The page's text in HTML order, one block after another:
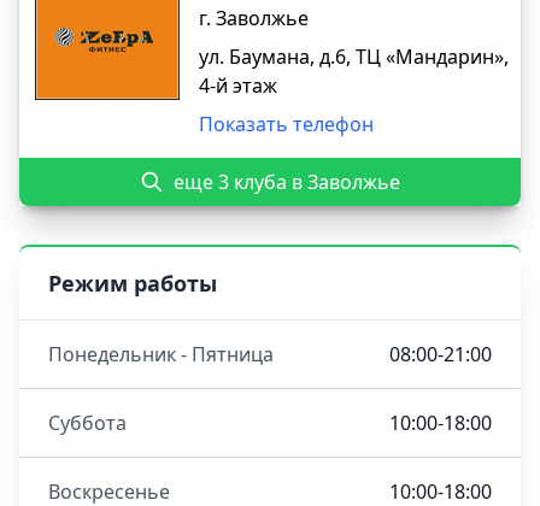
г. Заволжье
ул. Баумана, д.6, ТЦ «Мандарин»,
4-й этаж
Показать телефон
еще 3 клуба в Заволжье
Режим работы
Понедельник - Пятница 08:00-21:00
Суббота 10:00-18:00
Воскресенье 10:00-18:00